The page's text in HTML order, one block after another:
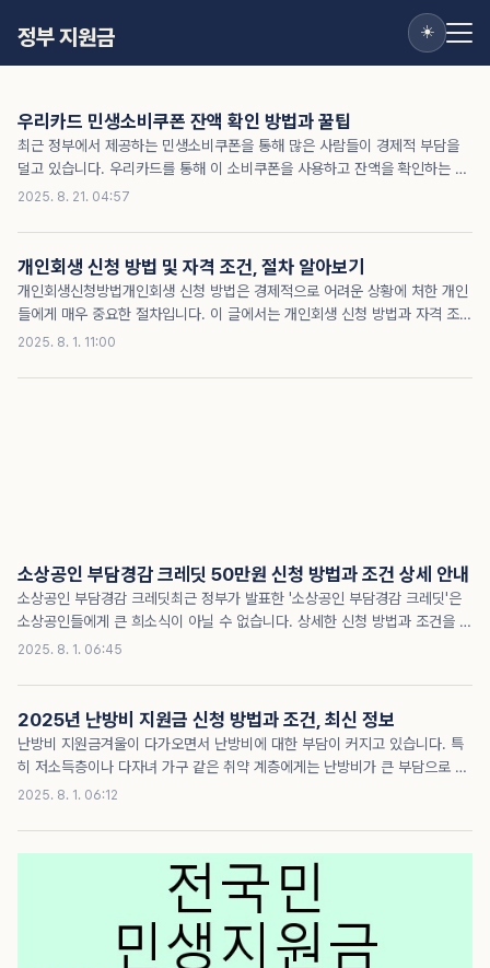
정부 지원금 ☀️
우리카드 민생소비쿠폰 잔액 확인 방법과 꿀팁
최근 정부에서 제공하는 민생소비쿠폰을 통해 많은 사람들이 경제적 부담을
덜고 있습니다. 우리카드를 통해 이 소비쿠폰을 사용하고 잔액을 확인하는 방
법을 아시나요? 많은 분들이 이미 이 혜택을 누리고 있지만, 아직도 어떻게 사
통해 우리카드 민생소비쿠폰의 잔액 확인 방법과 관련된 모든 정보를 안내해
드리겠습니다. 이 기회를 놓치지 않고 최대한 활용하시려면 끝까지 읽어보세
요!잔액 바로 확인민생소비쿠폰이란?민생소비쿠폰은 정부가 국민의 경제적
부담을 덜기 위해 제공하는 일종의 지원금입니다. 이 쿠폰은 특정 카드사와 연
니다. 특히 우리카드를 통해 발급받은 경우, 쉽게..
2025. 8. 21. 04:57
개인회생 신청 방법 및 자격 조건, 절차 알아보기
개인회생신청방법개인회생 신청 방법은 경제적으로 어려운 상황에 처한 개인
들에게 매우 중요한 절차입니다. 이 글에서는 개인회생 신청 방법과 자격 조
건, 절차 등을 자세히 설명하여 여러분이 보다 쉽게 접근할 수 있도록 돕겠습
생은 단순한 채무 조정이 아닌, 경제적 재기의 기회를 제공하는 중요한 절차입
2025. 8. 1. 11:00
소상공인 부담경감 크레딧 50만원 신청 방법과 조건 상세 안내
소상공인 부담경감 크레딧최근 정부가 발표한 '소상공인 부담경감 크레딧'은
소상공인들에게 큰 희소식이 아닐 수 없습니다. 상세한 신청 방법과 조건을 숙
지하지 않으면 이 기회를 놓칠 수 있습니다. 특히, 이번 지원은 전기세, 가스비
받을 수 있을 것으로 기대됩니다. 다른 소상공인들은 이미 신청을 완료하고 혜
택을 받고 있으니, 이 글을 통해 필요한 모든 정보를 확인하여 혜택을 놓치지
마세요.지원금 바로 확인소상공인 부담경감 크레딧이란?소상공인 부담경감
크레딧은 정부가 소상공인의 경제적 부담을 경감하기 위해 제공하는 지원 제
금 및 4대 보험료 등의 고정 비용을 ..
2025. 8. 1. 06:45
2025년 난방비 지원금 신청 방법과 조건, 최신 정보
난방비 지원금겨울이 다가오면서 난방비에 대한 부담이 커지고 있습니다. 특
히 저소득층이나 다자녀 가구 같은 취약 계층에게는 난방비가 큰 부담으로 다
가올 수 있습니다. 그렇다면 이 부담을 덜어줄 수 있는 난방비 지원금에 대해
공합니다. 이미 많은 사람들이 지원금을 신청하고 혜택을 받고 있습니다. 여러
분도 이 글을 통해 난방비 지원금에 대한 최신 정보를 얻고, 놓치지 말고 지원
을 받아보세요!난방비 지원금이란?난방비 지원금은 겨울철 난방비 부담을 줄
이기 위해 정부와 지자체에서 제공하는 경제적 지원입니다. 주로 저소득층, 국
가유공자, 다자녀 가구, 장애인 등 취약 계층을 대상으로 하며, 각 가구의 상황
에 따라 차등 지원됩니다. 지원금은 현..
2025. 8. 1. 06:12